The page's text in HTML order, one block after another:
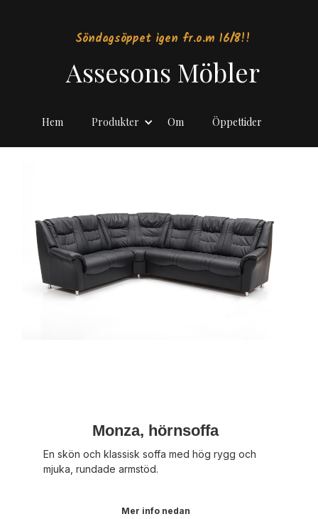
Söndagsöppet igen fr.o.m 16/8!!
Assesons Möbler
Hem Produkter Om Öppettider
Monza, hörnsoffa
En skön och klassisk soffa med hög rygg och
mjuka, rundade armstöd.
Mer info nedan